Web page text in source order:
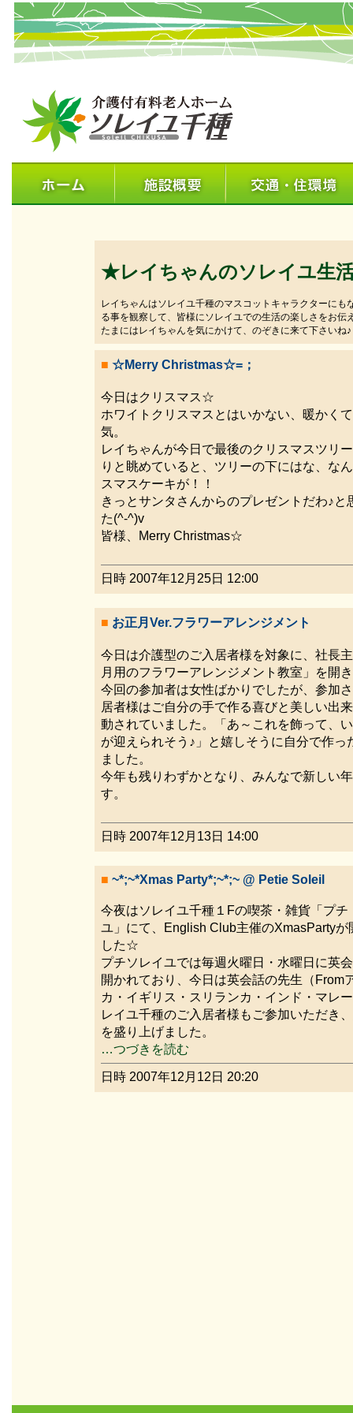
★レイちゃんのソレイユ生
レイちゃんはソレイユ千種のマスコットキャラクターに
る事を観察して、皆様にソレイユでの生活の楽しさをお伝
たまにはレイちゃんを気にかけて、のぞきに来て下さいね♪
■ ☆Merry Christmas☆=；
今日はクリスマス☆
ホワイトクリスマスとはいかない、暖かく
気。
レイちゃんが今日で最後のクリスマスツリ
りと眺めていると、ツリーの下にはな、な
スマスケーキが！！
きっとサンタさんからのプレゼントだわ♪
た(^-^)v
皆様、Merry Christmas☆
日時 2007年12月25日 12:00
■ お正月Ver.フラワーアレンジメント
今日は介護型のご入居者様を対象に、社長
月用のフラワーアレンジメント教室」を開
今回の参加者は女性ばかりでしたが、参加
居者様はご自分の手で作る喜びと美しい出
動されていました。「あ～これを飾って、
が迎えられそう♪」と嬉しそうに自分で作
ました。
今年も残りわずかとなり、みんなで新しい
す。
日時 2007年12月13日 14:00
■ ~*;~*Xmas Party*;~*;~ @ Petie Soleil
今夜はソレイユ千種１Fの喫茶・雑貨「プ
ユ」にて、English Club主催のXmasPartyが
した☆
プチソレイユでは毎週火曜日・水曜日に英
開かれており、今日は英会話の先生（From
カ・イギリス・スリランカ・インド・マレ
レイユ千種のご入居者様もご参加いただき
を盛り上げました。
…つづきを読む
日時 2007年12月12日 20:20